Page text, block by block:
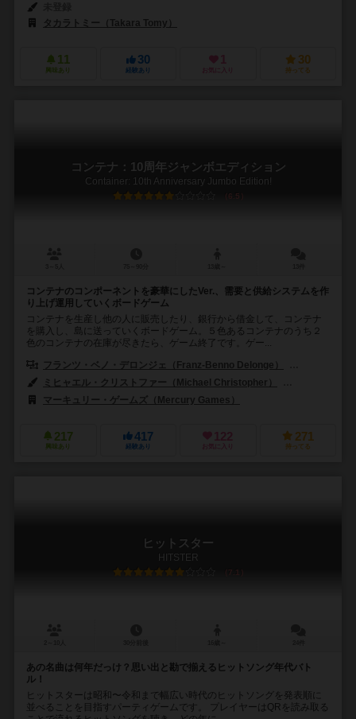
タカラトミー（Takara Tomy）
11
興味あり
30
経験あり
1
お気に入り
30
持ってる
コンテナ：10周年ジャンボエディション
Container: 10th Anniversary Jumbo Edition!
6.5
コンテナのコンポーネントを豪華にしたVer.、需要と供給システムを作
り上げ運用していくボードゲーム
コンテナを生産し他の人に販売したり、銀行から借金して、コンテナ
を購入し、島に送っていくボードゲーム。５色あるコンテナのうち２
色のコンテナの在庫が尽きたら、ゲーム終了です。ゲー...
フランツ・ベノ・デロンジェ（Franz-Benno Delonge）
ミヒャエル・クリストファー（Michael Christopher）
マーキュリー・ゲームズ（Mercury Games）
217
興味あり
417
経験あり
122
お気に入り
271
持ってる
ヒットスター
HITSTER
7.1
あの名曲は何年だっけ？思い出と勘で揃えるヒットソング年代バト
ル！
ヒットスターは昭和〜令和まで幅広い時代のヒットソングを発表順に
並べることを目指すパーティゲームです。 プレイヤーはQRを読み取る